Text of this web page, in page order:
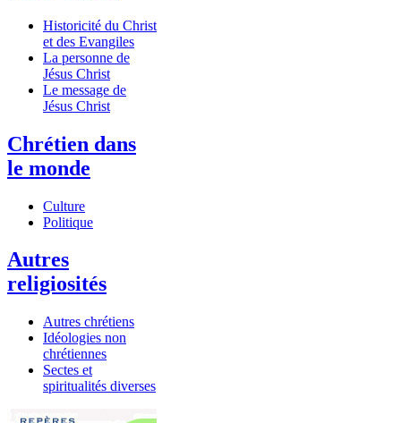
Historicité du Christ
et des Evangiles
La personne de
Jésus Christ
Le message de
Jésus Christ
Chrétien dans
le monde
Culture
Politique
Autres
religiosités
Autres chrétiens
Idéologies non
chrétiennes
Sectes et
spiritualités diverses